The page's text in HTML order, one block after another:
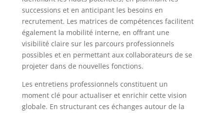
successions et en anticipant les besoins en
recrutement. Les matrices de compétences facilitent
également la mobilité interne, en offrant une
visibilité claire sur les parcours professionnels
possibles et en permettant aux collaborateurs de se
projeter dans de nouvelles fonctions.
Les entretiens professionnels constituent un
moment clé pour actualiser et enrichir cette vision
globale. En structurant ces échanges autour de la